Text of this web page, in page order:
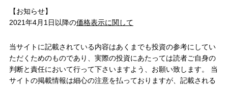
【お知らせ】
2021年4月1日以降の価格表示に関して
当サイトに記載されている内容はあくまでも投資の参考にしてい
ただくためのものであり、実際の投資にあたっては読者ご自身の
判断と責任において行って下さいますよう、お願い致します。 当
サイトの掲載情報は細心の注意を払っておりますが、記載される